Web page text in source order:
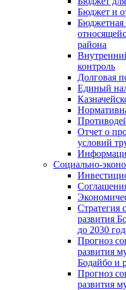
Бюджет и
Бюджетная
района
контроль
Долговая
Единый
Отчет о
условий
Социально-
Стратегия
развития
до 2030
Прогноз
развития
Бодайбо и
Прогноз
развития